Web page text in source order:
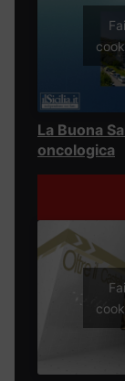
La Buona
oncologica